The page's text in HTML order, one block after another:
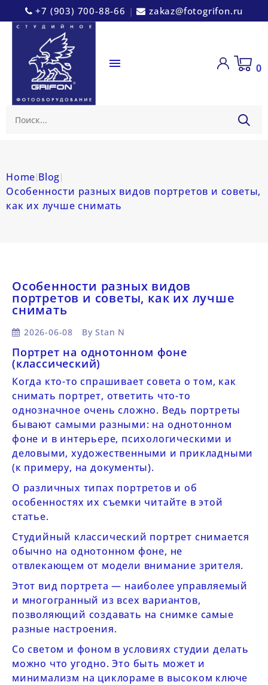
+7 (903) 700-88-66 | zakaz@fotogrifon.ru
 0
Home Blog
Особенности разных видов портретов и советы,
как их лучше снимать
Особенности разных видов
портретов и советы, как их лучше
снимать
2026-06-08 ByStan N
Портрет на однотонном фоне
(классический)
Когда кто-то спрашивает совета о том, как
снимать портрет, ответить что-то
однозначное очень сложно. Ведь портреты
бывают самыми разными: на однотонном
фоне и в интерьере, психологическими и
деловыми, художественными и прикладными
(к примеру, на документы).
О различных типах портретов и об
особенностях их съемки читайте в этой
статье.
Студийный классический портрет снимается
обычно на однотонном фоне, не
отвлекающем от модели внимание зрителя.
Этот вид портрета — наиболее управляемый
и многогранный из всех вариантов,
позволяющий создавать на снимке самые
разные настроения.
Со светом и фоном в условиях студии делать
можно что угодно. Это быть может и
минимализм на циклораме в высоком ключе